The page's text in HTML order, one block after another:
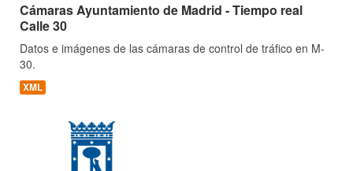
Cámaras Ayuntamiento de Madrid - Tiempo real
Calle 30
Datos e imágenes de las cámaras de control de tráfico en M-
30.
XML